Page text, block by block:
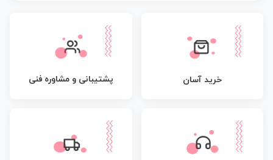
خرید آسان پشتیبانی و مشاوره فنی